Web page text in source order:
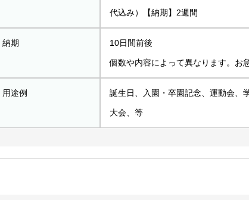
代込み）【納期】2週間
納期 10日間前後
個数や内容によって異なります。お
用途例 誕生日、入園・卒園記念、運動会、
大会、等